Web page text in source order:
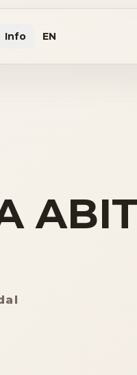
Info EN